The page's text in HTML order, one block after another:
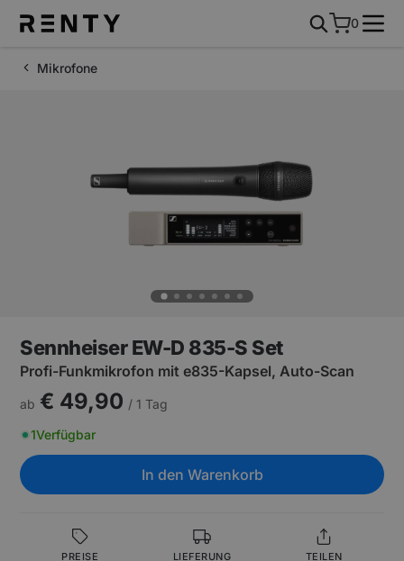
0
Mikrofone
Sennheiser EW-D 835-S Set
Profi-Funkmikrofon mit e835-Kapsel, Auto-Scan
ab € 49,90 / 1 Tag
1Verfügbar
In den Warenkorb
PREISE LIEFERUNG TEILEN